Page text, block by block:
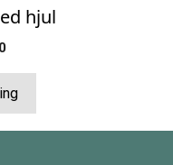
hjul